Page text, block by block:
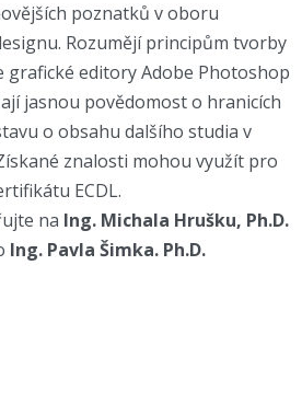
poznatků v oboru
Rozumějí principům tvorby
grafické editory Adobe Photoshop
jasnou povědomost o hranicích
o obsahu dalšího studia v
znalosti mohou využít pro
ECDL.
na Ing. Michala Hrušku, Ph.D.
Ing. Pavla Šimka. Ph.D.